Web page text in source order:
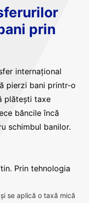
prin
internațional
pierzi bani printr-o
plătești taxe
băncile încă
schimbul banilor.
Prin tehnologia
se aplică o taxă mică